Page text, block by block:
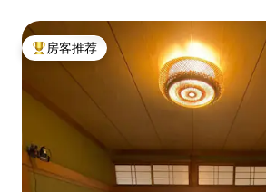
热门「房客推荐」
房客推荐